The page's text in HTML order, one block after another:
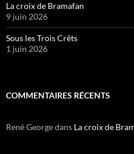
La croix de Bramafan
9 juin 2026
Sous les Trois Crêts
1 juin 2026
COMMENTAIRES RÉCENTS
René Georgedans La croix de